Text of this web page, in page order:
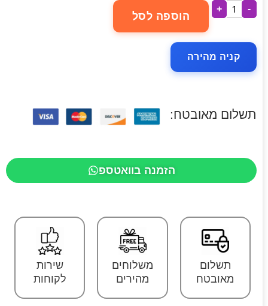
-
+
הוספה לסל
קניה מהירה
תשלום מאובטח:
הזמנה בוואטספ
תשלום
מאובטח
משלוחים
מהירים
שירות
לקוחות